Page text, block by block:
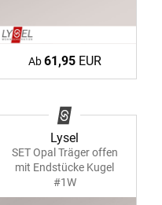
Ab61,95EUR
Lysel
SET Opal Träger offen
mit Endstücke Kugel
#1W